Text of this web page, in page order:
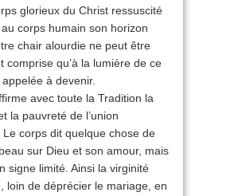
glorieux du Christ ressuscité
corps humain son horizon
chair alourdie ne peut être
comprise qu’à la lumière de ce
appelée à devenir.
avec toute la Tradition la
la pauvreté de l’union
Le corps dit quelque chose de
sur Dieu et son amour, mais
signe limité. Ainsi la virginité
loin de déprécier le mariage, en